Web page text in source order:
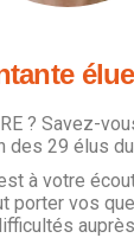
? Savez-
des 29 élus du
à votre
porter vos